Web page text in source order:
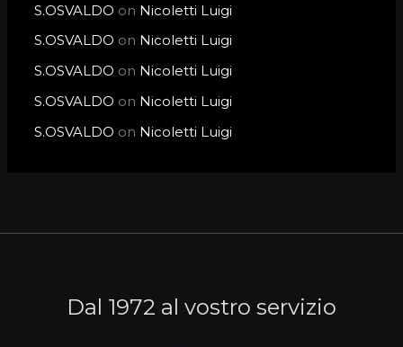
S.OSVALDO on Nicoletti Luigi
S.OSVALDO on Nicoletti Luigi
S.OSVALDO on Nicoletti Luigi
S.OSVALDO on Nicoletti Luigi
S.OSVALDO on Nicoletti Luigi
Dal 1972 al vostro servizio